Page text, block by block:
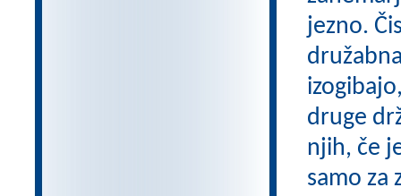
jezno.
druge
njih, če
samo za